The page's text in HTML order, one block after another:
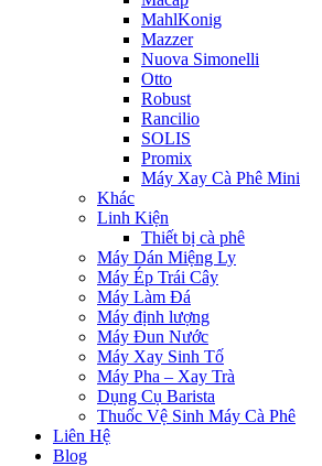
MahlKonig
Mazzer
Nuova Simonelli
Otto
Robust
Rancilio
SOLIS
Promix
Máy Xay Cà Phê Mini
Khác
Linh Kiện
Thiết bị cà phê
Máy Dán Miệng Ly
Máy Ép Trái Cây
Máy Làm Đá
Máy định lượng
Máy Đun Nước
Máy Xay Sinh Tố
Máy Pha – Xay Trà
Dụng Cụ Barista
Thuốc Vệ Sinh Máy Cà Phê
Liên Hệ
Blog